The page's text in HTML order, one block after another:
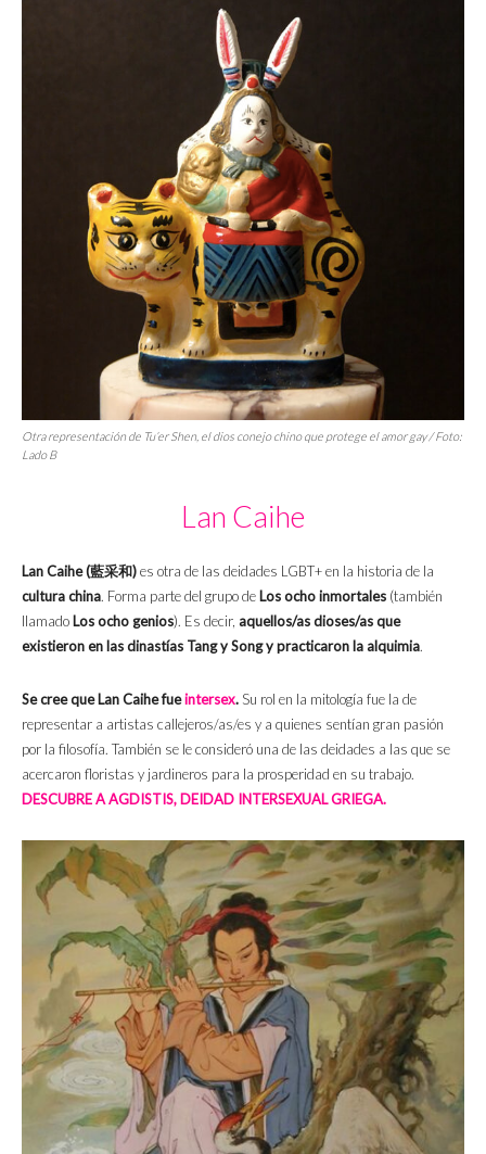
Otra representación de Tu’er Shen, el dios conejo chino que protege el amor gay / Foto:
Lado B
Lan Caihe
Lan Caihe (藍采和)es otra de las deidades LGBT+ en la historia de la
cultura china. Forma parte del grupo de Los ocho inmortales (también
llamado Los ocho genios). Es decir, aquellos/as dioses/as que
existieron en las dinastías Tang y Song y practicaron la alquimia.
Se cree que Lan Caihe fueintersex. Su rol en la mitología fue la de
representar a artistas callejeros/as/es y a quienes sentían gran pasión
por la filosofía. También se le consideró una de las deidades a las que se
acercaron floristas y jardineros para la prosperidad en su trabajo.
DESCUBRE A AGDISTIS, DEIDAD INTERSEXUAL GRIEGA.